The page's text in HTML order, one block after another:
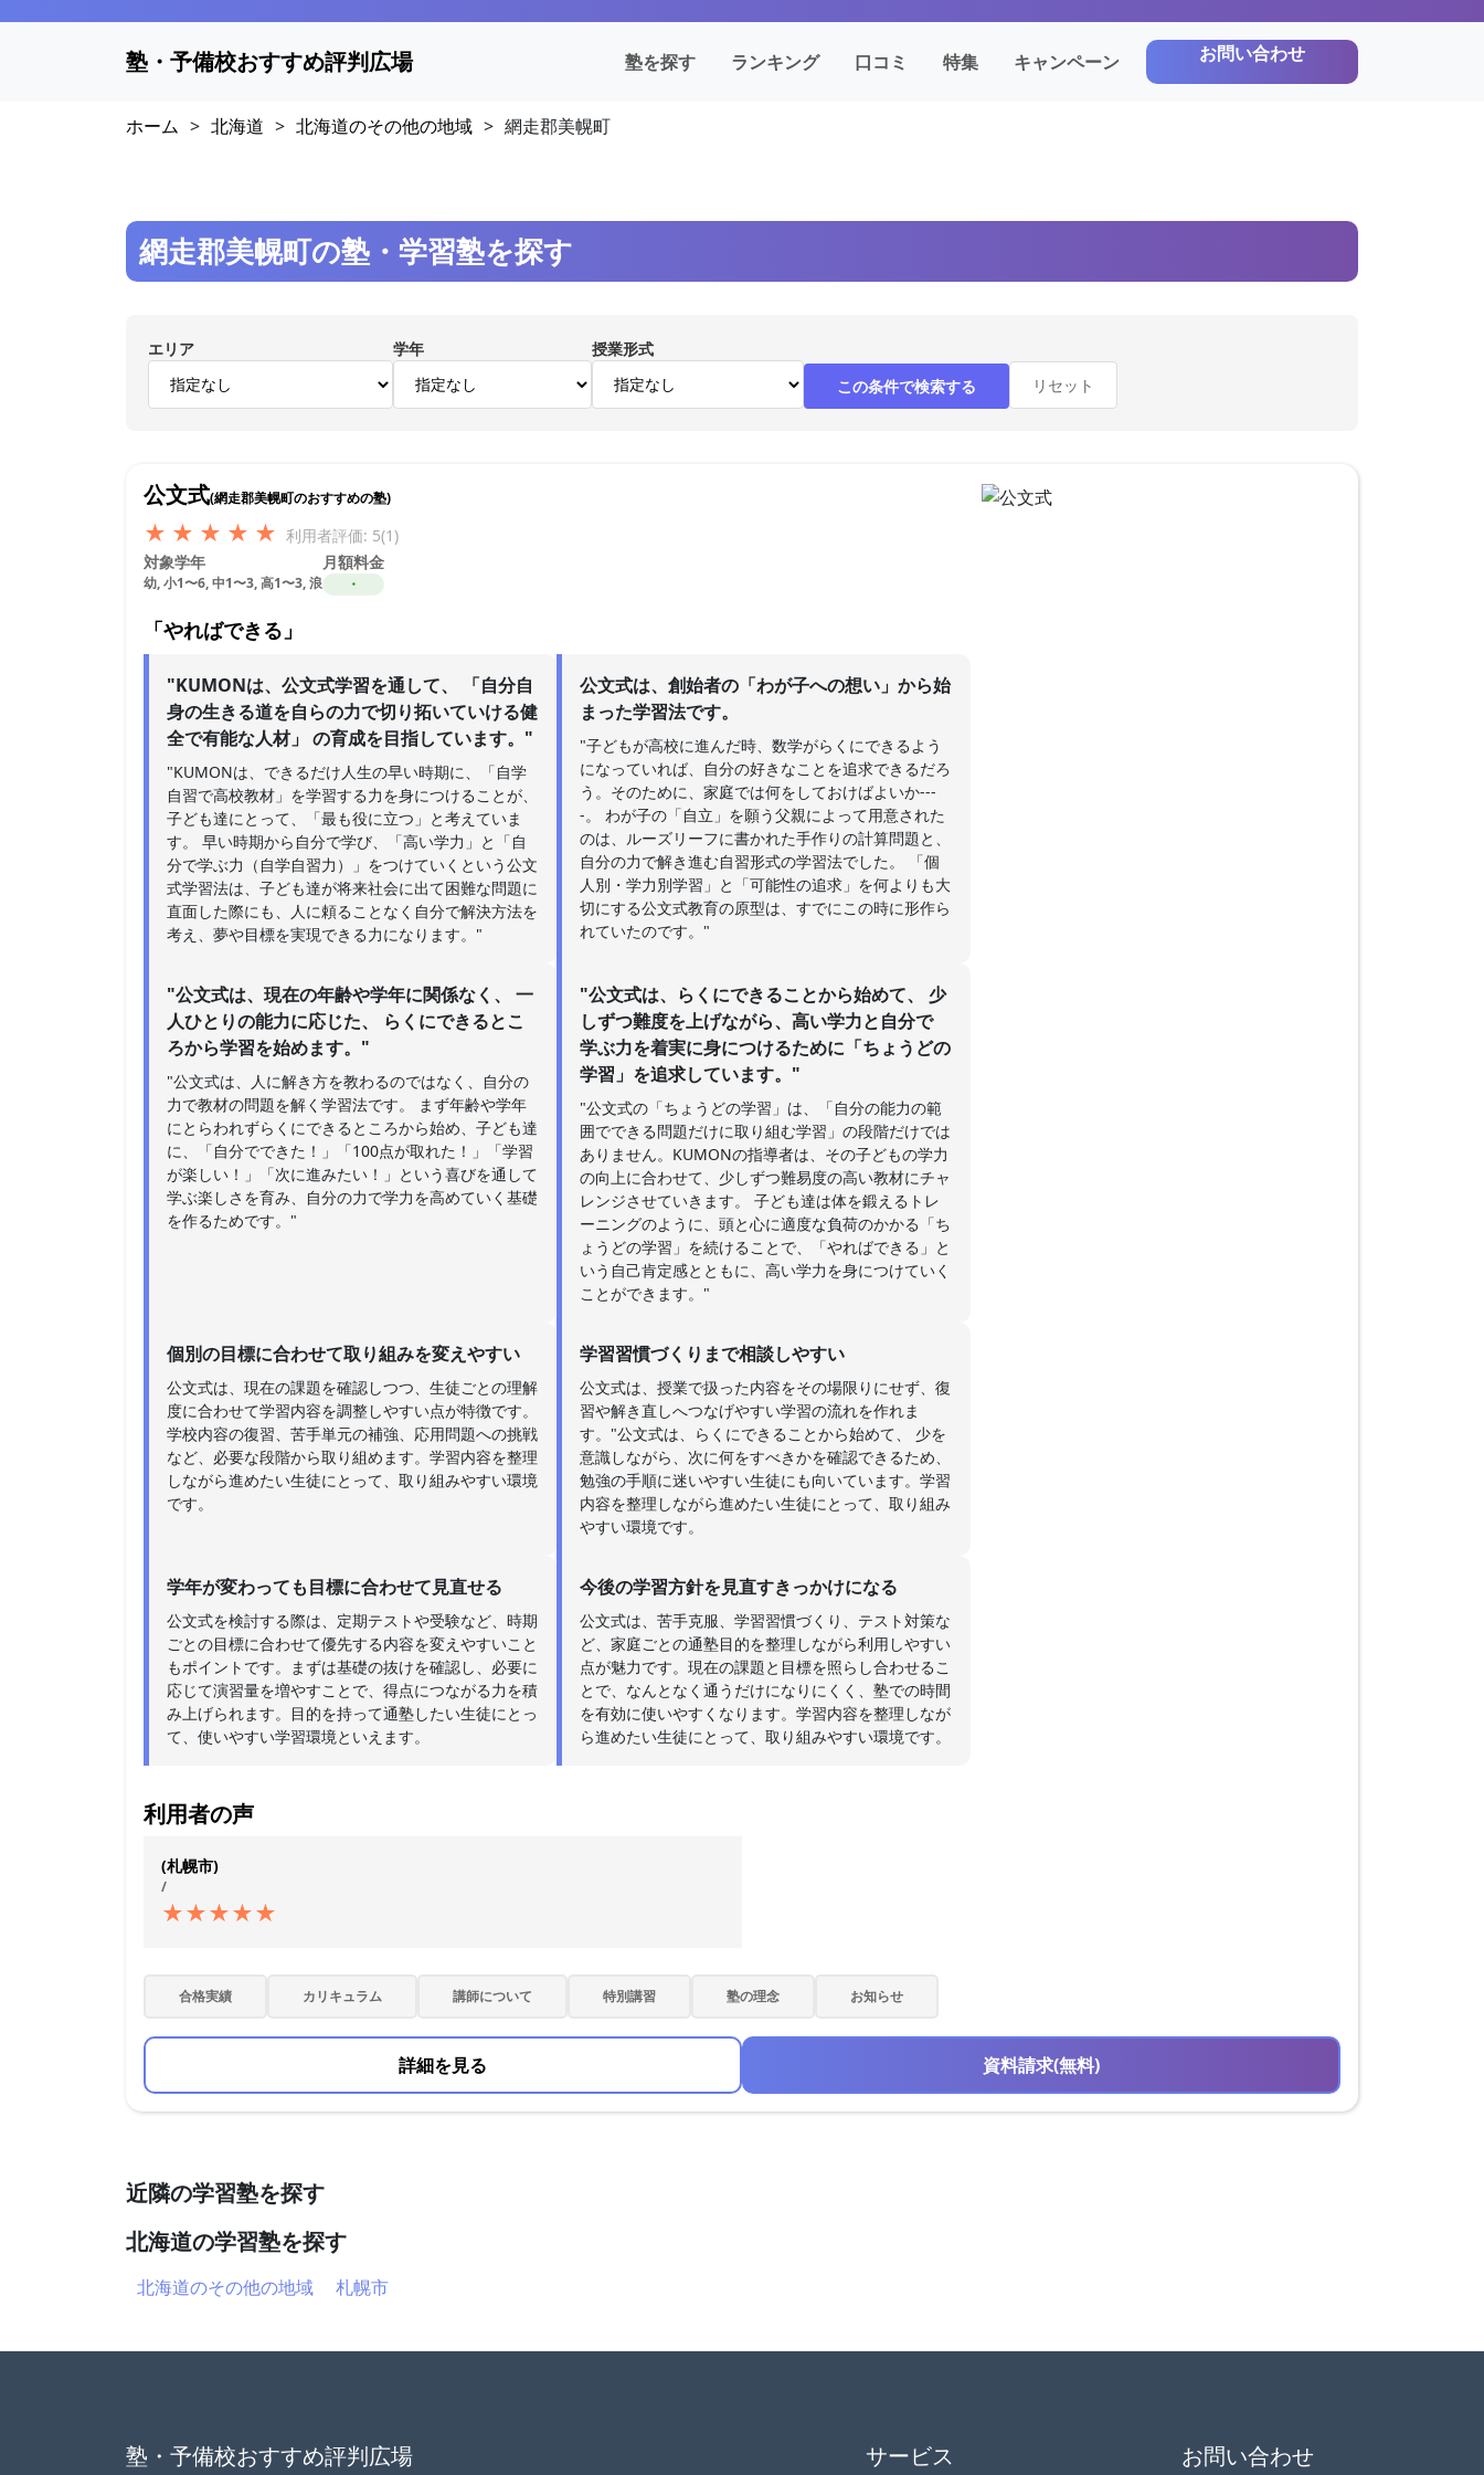
塾・予備校おすすめ評判広場 塾を探す ランキング 口コミ 特集 キャンペーン お問い合わせ
ホーム > 北海道 > 北海道のその他の地域 > 網走郡美幌町
網走郡美幌町の塾・学習塾を探す
エリア 学年
授業形式
この条件で検索する
リセット
公文式(網走郡美幌町のおすすめの塾)
★ ★ ★ ★ ★ 利用者評価: 5(1)
対象学年
幼, 小1〜6, 中1〜3, 高1〜3, 浪
月額料金
・
「やればできる」
"KUMONは、公文式学習を通して、 「自分自
身の生きる道を自らの力で切り拓いていける健
全で有能な人材」 の育成を目指しています。"
"KUMONは、できるだけ人生の早い時期に、「自学
自習で高校教材」を学習する力を身につけることが、
子ども達にとって、「最も役に立つ」と考えていま
す。 早い時期から自分で学び、「高い学力」と「自
分で学ぶ力（自学自習力）」をつけていくという公文
式学習法は、子ども達が将来社会に出て困難な問題に
直面した際にも、人に頼ることなく自分で解決方法を
考え、夢や目標を実現できる力になります。"
公文式は、創始者の「わが子への想い」から始
まった学習法です。
"子どもが高校に進んだ時、数学がらくにできるよう
になっていれば、自分の好きなことを追求できるだろ
う。そのために、家庭では何をしておけばよいか---
-。 わが子の「自立」を願う父親によって用意された
のは、ルーズリーフに書かれた手作りの計算問題と、
自分の力で解き進む自習形式の学習法でした。 「個
人別・学力別学習」と「可能性の追求」を何よりも大
切にする公文式教育の原型は、すでにこの時に形作ら
れていたのです。"
"公文式は、現在の年齢や学年に関係なく、 一
人ひとりの能力に応じた、 らくにできるとこ
ろから学習を始めます。"
"公文式は、人に解き方を教わるのではなく、自分の
力で教材の問題を解く学習法です。 まず年齢や学年
にとらわれずらくにできるところから始め、子ども達
に、「自分でできた！」「100点が取れた！」「学習
が楽しい！」「次に進みたい！」という喜びを通して
学ぶ楽しさを育み、自分の力で学力を高めていく基礎
を作るためです。"
"公文式は、らくにできることから始めて、 少
しずつ難度を上げながら、高い学力と自分で
学ぶ力を着実に身につけるために「ちょうどの
学習」を追求しています。"
"公文式の「ちょうどの学習」は、「自分の能力の範
囲でできる問題だけに取り組む学習」の段階だけでは
ありません。KUMONの指導者は、その子どもの学力
の向上に合わせて、少しずつ難易度の高い教材にチャ
レンジさせていきます。 子ども達は体を鍛えるトレ
ーニングのように、頭と心に適度な負荷のかかる「ち
ょうどの学習」を続けることで、「やればできる」と
いう自己肯定感とともに、高い学力を身につけていく
ことができます。"
個別の目標に合わせて取り組みを変えやすい
公文式は、現在の課題を確認しつつ、生徒ごとの理解
度に合わせて学習内容を調整しやすい点が特徴です。
学校内容の復習、苦手単元の補強、応用問題への挑戦
など、必要な段階から取り組めます。学習内容を整理
しながら進めたい生徒にとって、取り組みやすい環境
です。
学習習慣づくりまで相談しやすい
公文式は、授業で扱った内容をその場限りにせず、復
習や解き直しへつなげやすい学習の流れを作れま
す。"公文式は、らくにできることから始めて、 少を
意識しながら、次に何をすべきかを確認できるため、
勉強の手順に迷いやすい生徒にも向いています。学習
内容を整理しながら進めたい生徒にとって、取り組み
やすい環境です。
学年が変わっても目標に合わせて見直せる
公文式を検討する際は、定期テストや受験など、時期
ごとの目標に合わせて優先する内容を変えやすいこと
もポイントです。まずは基礎の抜けを確認し、必要に
応じて演習量を増やすことで、得点につながる力を積
み上げられます。目的を持って通塾したい生徒にとっ
て、使いやすい学習環境といえます。
今後の学習方針を見直すきっかけになる
公文式は、苦手克服、学習習慣づくり、テスト対策な
ど、家庭ごとの通塾目的を整理しながら利用しやすい
点が魅力です。現在の課題と目標を照らし合わせるこ
とで、なんとなく通うだけになりにくく、塾での時間
を有効に使いやすくなります。学習内容を整理しなが
ら進めたい生徒にとって、取り組みやすい環境です。
利用者の声
(札幌市)
/
★★★★★
合格実績 カリキュラム 講師について 特別講習 塾の理念 お知らせ
詳細を見る 資料請求(無料)
近隣の学習塾を探す
北海道の学習塾を探す
北海道のその他の地域 札幌市
塾・予備校おすすめ評判広場 サービス お問い合わせ